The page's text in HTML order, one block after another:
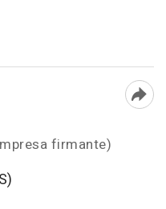
firmante)